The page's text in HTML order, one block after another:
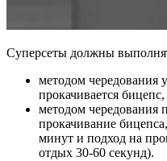
Суперсеты должны
методом чередования
прокачивается
методом чередования
прокачивание
минут и подход на
отдых 30-60 секунд).